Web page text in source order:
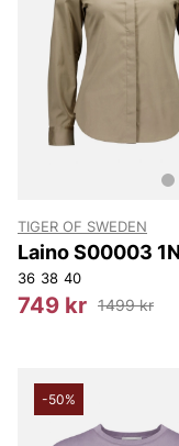
TIGER OF SWEDEN
Laino S00003
36 38 40
749 kr 1499 kr
-50%